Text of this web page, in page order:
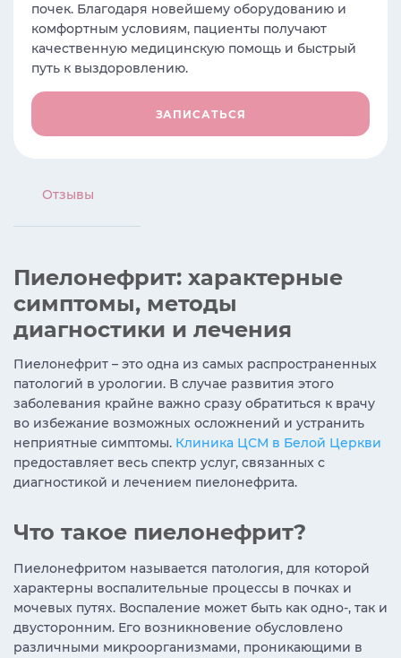
почек. Благодаря новейшему оборудованию и
комфортным условиям, пациенты получают
качественную медицинскую помощь и быстрый
путь к выздоровлению.
ЗАПИСАТЬСЯ
Отзывы
Пиелонефрит: характерные
симптомы, методы
диагностики и лечения
Пиелонефрит – это одна из самых распространенных
патологий в урологии. В случае развития этого
заболевания крайне важно сразу обратиться к врачу
во избежание возможных осложнений и устранить
неприятные симптомы. Клиника ЦСМ в Белой Церкви
предоставляет весь спектр услуг, связанных с
диагностикой и лечением пиелонефрита.
Что такое пиелонефрит?
Пиелонефритом называется патология, для которой
характерны воспалительные процессы в почках и
мочевых путях. Воспаление может быть как одно-, так и
двусторонним. Его возникновение обусловлено
различными микроорганизмами, проникающими в